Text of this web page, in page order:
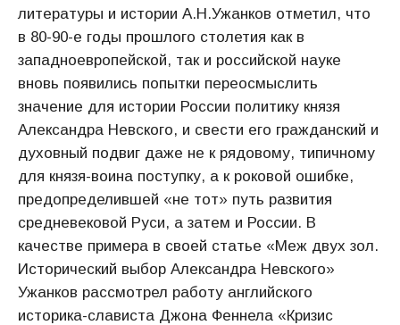
литературы и истории А.Н.Ужанков отметил, что
в 80-90-е годы прошлого столетия как в
западноевропейской, так и российской науке
вновь появились попытки переосмыслить
значение для истории России политику князя
Александра Невского, и свести его гражданский и
духовный подвиг даже не к рядовому, типичному
для князя-воина поступку, а к роковой ошибке,
предопределившей «не тот» путь развития
средневековой Руси, а затем и России. В
качестве примера в своей статье «Меж двух зол.
Исторический выбор Александра Невского»
Ужанков рассмотрел работу английского
историка-слависта Джона Феннела «Кризис